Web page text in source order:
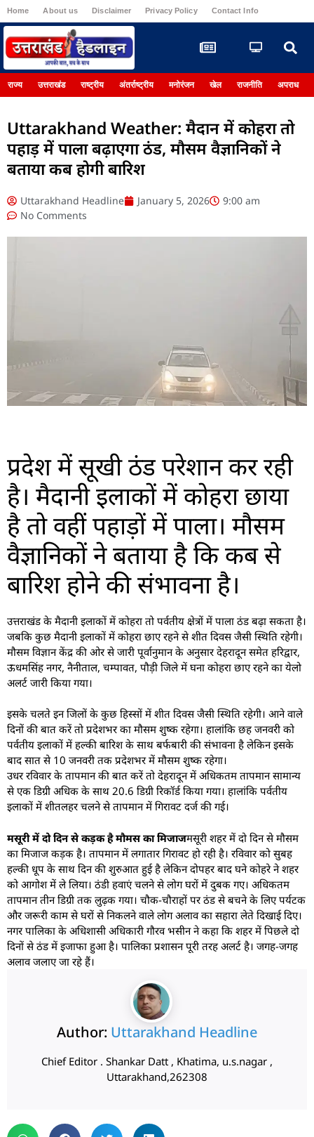
Home About us Disclaimer Privacy Policy Contact Info
राज्य उत्तराखंड राष्ट्रीय अंतर्राष्ट्रीय मनोरंजन खेल राजनीति अपराध
Uttarakhand Weather: मैदान में कोहरा तो
पहाड़ में पाला बढ़ाएगा ठंड, मौसम वैज्ञानिकों ने
बताया कब होगी बारिश
Uttarakhand Headline January 5, 2026
9:00 am
No Comments
प्रदेश में सूखी ठंड परेशान कर रही
है। मैदानी इलाकों में कोहरा छाया
है तो वहीं पहाड़ों में पाला। मौसम
वैज्ञानिकों ने बताया है कि कब से
बारिश होने की संभावना है।
उत्तराखंड के मैदानी इलाकों में कोहरा तो पर्वतीय क्षेत्रों में पाला ठंड बढ़ा सकता है।
जबकि कुछ मैदानी इलाकों में कोहरा छाए रहने से शीत दिवस जैसी स्थिति रहेगी।
मौसम विज्ञान केंद्र की ओर से जारी पूर्वानुमान के अनुसार देहरादून समेत हरिद्वार,
ऊधमसिंह नगर, नैनीताल, चम्पावत, पौड़ी जिले में घना कोहरा छाए रहने का येलो
अलर्ट जारी किया गया।
इसके चलते इन जिलों के कुछ हिस्सों में शीत दिवस जैसी स्थिति रहेगी। आने वाले
दिनों की बात करें तो प्रदेशभर का मौसम शुष्क रहेगा। हालांकि छह जनवरी को
पर्वतीय इलाकों में हल्की बारिश के साथ बर्फबारी की संभावना है लेकिन इसके
बाद सात से 10 जनवरी तक प्रदेशभर में मौसम शुष्क रहेगा।
उधर रविवार के तापमान की बात करें तो देहरादून में अधिकतम तापमान सामान्य
से एक डिग्री अधिक के साथ 20.6 डिग्री रिकॉर्ड किया गया। हालांकि पर्वतीय
इलाकों में शीतलहर चलने से तापमान में गिरावट दर्ज की गई।
मसूरी में दो दिन से कड़क है मौमस का मिजाजमसूरी शहर में दो दिन से मौसम
का मिजाज कड़क है। तापमान में लगातार गिरावट हो रही है। रविवार को सुबह
हल्की धूप के साथ दिन की शुरुआत हुई है लेकिन दोपहर बाद घने कोहरे ने शहर
को आगोश में ले लिया। ठंडी हवाएं चलने से लोग घरों में दुबक गए। अधिकतम
तापमान तीन डिग्री तक लुढ़क गया। चौक-चौराहों पर ठंड से बचने के लिए पर्यटक
और जरूरी काम से घरों से निकलने वाले लोग अलाव का सहारा लेते दिखाई दिए।
नगर पालिका के अधिशासी अधिकारी गौरव भसीन ने कहा कि शहर में पिछले दो
दिनों से ठंड में इजाफा हुआ है। पालिका प्रशासन पूरी तरह अलर्ट है। जगह-जगह
अलाव जलाए जा रहे हैं।
Author: Uttarakhand Headline
Chief Editor . Shankar Datt , Khatima, u.s.nagar ,
Uttarakhand,262308